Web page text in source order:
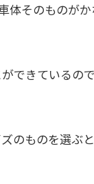
体そのものが
できているの
のものを選ぶと